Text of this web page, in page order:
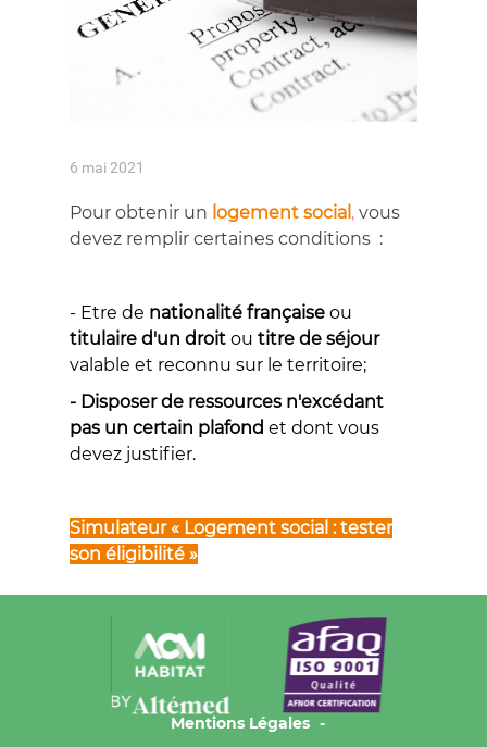
6 mai 2021
Pour obtenir un logement social , vous
devez remplir certaines conditions :
- Etre de nationalité française ou
titulaire d'un droit ou titre de séjour
valable et reconnu sur le territoire;
- Disposer de ressources n'excédant
pas un certain plafond et dont vous
devez justifier.
Simulateur « Logement social : tester
son éligibilité »
Mentions Légales